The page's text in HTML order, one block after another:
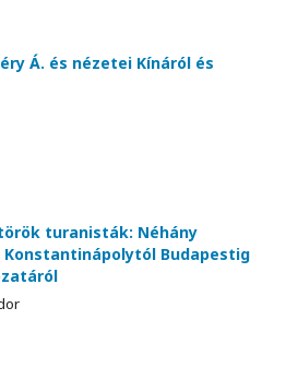
Á. és nézetei Kínáról és
turanisták: Néhány
Konstantinápolytól Budapestig